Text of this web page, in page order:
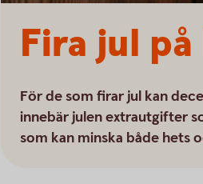
Fira jul
För de som firar jul kan
innebär julen extrautgifter
som kan minska både hets